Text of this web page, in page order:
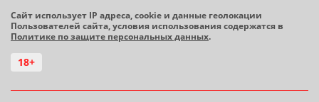
Сайт использует IP адреса, cookie и данные геолокации
Пользователей сайта, условия использования содержатся в
Политике по защите персональных данных.
18+